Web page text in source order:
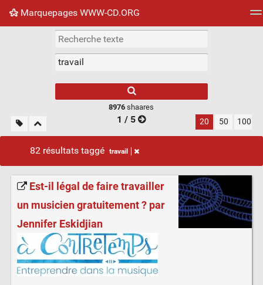
Marquepages WWW-CD.ORG
Nuage de tags Mur d'images
8976 shaares
1 / 5 20 50 100
82 résultats taggé travail
Est-il légal de faire travailler
un musicien gratuitement ? par
Jennifer Eskidjian